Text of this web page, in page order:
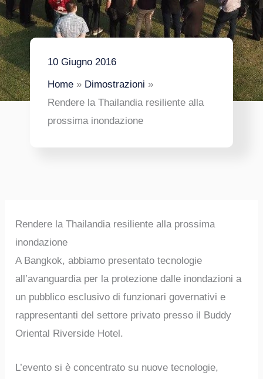
10 Giugno 2016
Home
Dimostrazioni
Rendere la Thailandia resiliente alla
prossima inondazione
Rendere la Thailandia resiliente alla prossima
inondazione
A Bangkok, abbiamo presentato tecnologie
all’avanguardia per la protezione dalle inondazioni a
un pubblico esclusivo di funzionari governativi e
rappresentanti del settore privato presso il Buddy
Oriental Riverside Hotel.
L’evento si è concentrato su nuove tecnologie,